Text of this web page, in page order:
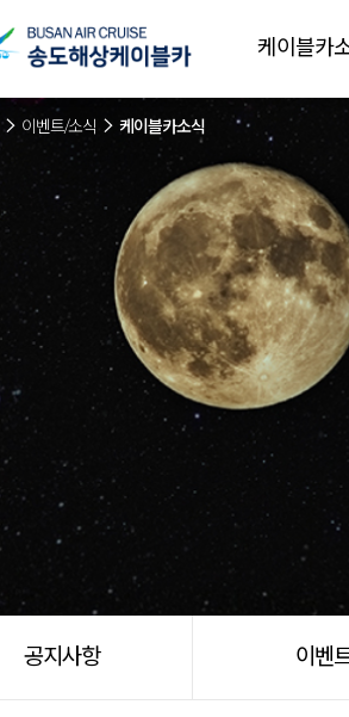
케이블카
이벤트/소식 케이블카소식
공지사항 이벤